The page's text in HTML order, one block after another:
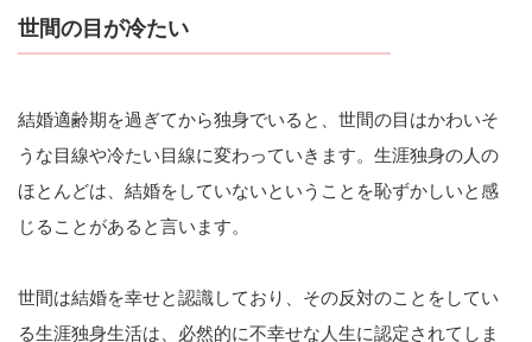
世間の目が冷たい
結婚適齢期を過ぎてから独身でいると、世間の目はかわいそ
うな目線や冷たい目線に変わっていきます。生涯独身の人の
ほとんどは、結婚をしていないということを恥ずかしいと感
じることがあると言います。
世間は結婚を幸せと認識しており、その反対のことをしてい
る生涯独身生活は、必然的に不幸せな人生に認定されてしま